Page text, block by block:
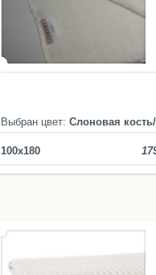
Выбран цвет:Слоновая
100x180